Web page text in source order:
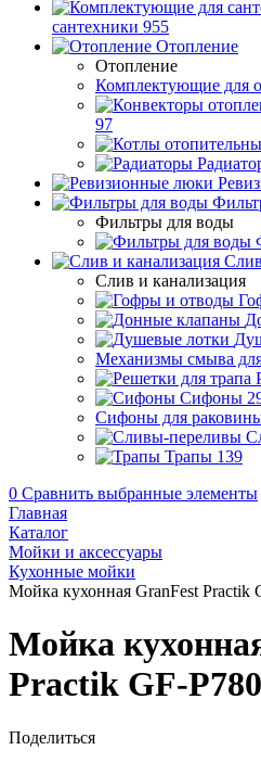
сантехники 955
Отопление
Отопление
Комплектующие для
97
Фильтры для воды
Слив и канализация
Механизмы смыва
Сифоны
Сифоны для
Трапы 139
0 Сравнить выбранные элементы
Главная
Каталог
Мойки и аксессуары
Кухонные мойки
Мойка кухонная GranFest Practik
Мойка
Practik GF-
Поделиться